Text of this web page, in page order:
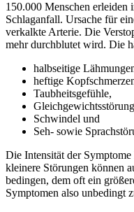
150.000 Menschen erleiden
Schlaganfall. Ursache für
verkalkte Arterie. Die
mehr durchblutet wird. Die
halbseitige
heftige
Taubheitsgefühle,
Schwindel und
Seh- sowie
Die Intensität der
kleinere Störungen können
bedingen, dem oft ein
Symptomen also unbedingt